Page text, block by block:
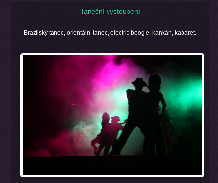
Taneční vystoupení
Brazilský tanec, orientální tanec, electric boogie, kankán, kabaret.